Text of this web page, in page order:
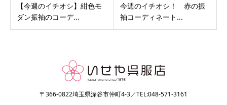
【今週のイチオシ】紺色モ
ダン振袖のコーデ...
今週のイチオシ！ 赤の振
袖コーディネート...
〒366-0822埼玉県深谷市仲町4-3／TEL:048-571-3161